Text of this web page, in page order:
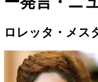
ロレッタ・メス